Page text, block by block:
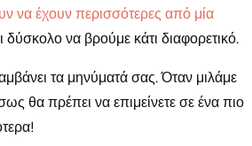
να έχουν περισσότερες από μία
δύσκολο να βρούμε κάτι διαφορετικό.
τα μηνύματά σας. Όταν μιλάμε
θα πρέπει να επιμείνετε σε ένα πιο